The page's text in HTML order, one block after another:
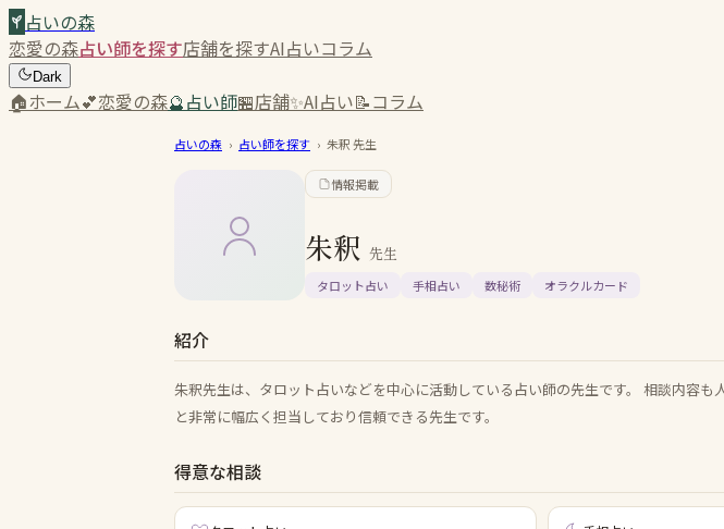
占いの森
恋愛の森占い師を探す店舗を探すAI占いコラム
Dark
🏠ホーム💕恋愛の森🔮占い師🏪店舗✨AI占い📝コラム
占いの森 › 占い師を探す › 朱釈先生
情報掲載
朱釈 先生
タロット占い 手相占い 数秘術 オラクルカード
紹介
朱釈先生は、タロット占いなどを中心に活動している占い師の先生です。 相談内容も
と非常に幅広く担当しており信頼できる先生です。
得意な相談